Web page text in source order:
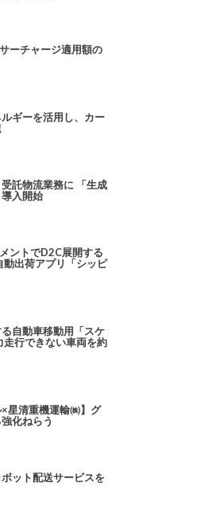
ーチャージ適用額の
ギーを活用し、カー
託物流業務に 「生成
入開始
ントでD2C展開する
動出荷アプリ「シッピ
自動車移動用「スケ
行できない車両を約
×星清重機運輸㈱】グ
化ねらう
ット配送サービスを